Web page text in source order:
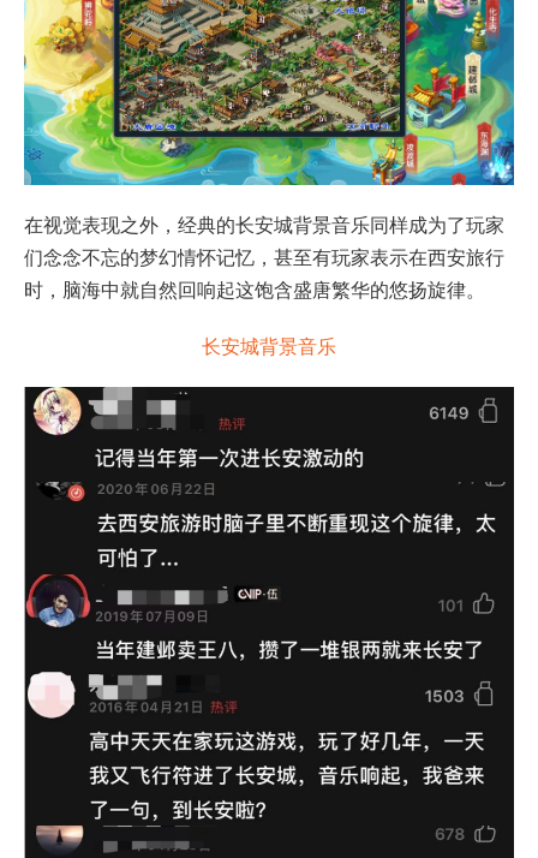
在视觉表现之外，经典的长安城背景音乐同样成为了玩家
们念念不忘的梦幻情怀记忆，甚至有玩家表示在西安旅行
时，脑海中就自然回响起这饱含盛唐繁华的悠扬旋律。
长安城背景音乐